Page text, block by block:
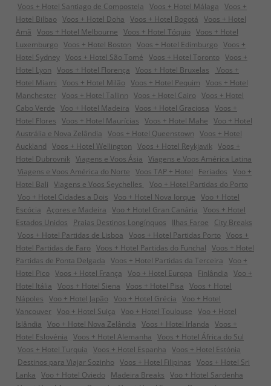
Voos + Hotel Santiago de Compostela Voos + Hotel Málaga Voos +
Hotel Bilbao Voos + Hotel Doha Voos + Hotel Bogotá Voos + Hotel
Amã Voos + Hotel Melbourne Voos + Hotel Tóquio Voos + Hotel
Luxemburgo Voos + Hotel Boston Voos + Hotel Edimburgo Voos +
Hotel Sydney Voos + Hotel São Tomé Voos + Hotel Toronto Voos +
Hotel Lyon Voos + Hotel Florença Voos + Hotel Bruxelas
Voos +
Hotel Miami Voos + Hotel Milão Voos + Hotel Pequim Voos + Hotel
Manchester Voos + Hotel Tallinn Voos + Hotel Cairo Voos + Hotel
Cabo Verde Voo + Hotel Madeira Voos + Hotel Graciosa Voos +
Hotel Flores Voos + Hotel Maurícias Voos + Hotel Mahe Voo + Hotel
Austrália e Nova Zelândia Voos + Hotel Queenstown Voos + Hotel
Auckland Voos + Hotel Wellington Voos + Hotel Reykjavik Voos +
Hotel Dubrovnik Viagens e Voos Ásia Viagens e Voos América Latina
Viagens e Voos América do Norte Voos TAP + Hotel Feriados Voo +
Hotel Bali Viagens e Voos Seychelles
Voo + Hotel Partidas do Porto
Voo + Hotel Cidades a Dois Voo + Hotel Nova Iorque Voo + Hotel
Escócia Açores e Madeira Voo + Hotel Gran Canária Voos + Hotel
Estados Unidos
Praias Destinos Longínquos Ilhas Faroe
City Breaks
Voos + Hotel Partidas de Lisboa Voos + Hotel Partidas Porto Voos +
Hotel Partidas de Faro Voos + Hotel Partidas do Funchal Voos + Hotel
Partidas de Ponta Delgada Voos + Hotel Partidas da Terceira Voo +
Hotel Pico Voos + Hotel França Voo + Hotel Europa Finlândia Voo +
Hotel Itália Voos + Hotel Siena Voos + Hotel Pisa Voos + Hotel
Nápoles Voo + Hotel Japão Voo + Hotel Grécia Voo + Hotel
Vancouver Voo + Hotel Suiça Voo + Hotel Toulouse Voo + Hotel
Islândia Voo + Hotel Nova Zelândia Voos + Hotel Irlanda Voos +
Hotel Eslovénia Voos + Hotel Alemanha Voos + Hotel África do Sul
Voos + Hotel Turquia Voos + Hotel Espanha Voos + Hotel Estónia
Destinos para Viajar Sozinho Voos + Hotel Filipinas Voos + Hotel Sri
Lanka Voo + Hotel Oviedo Madeira Breaks Voo + Hotel Sardenha